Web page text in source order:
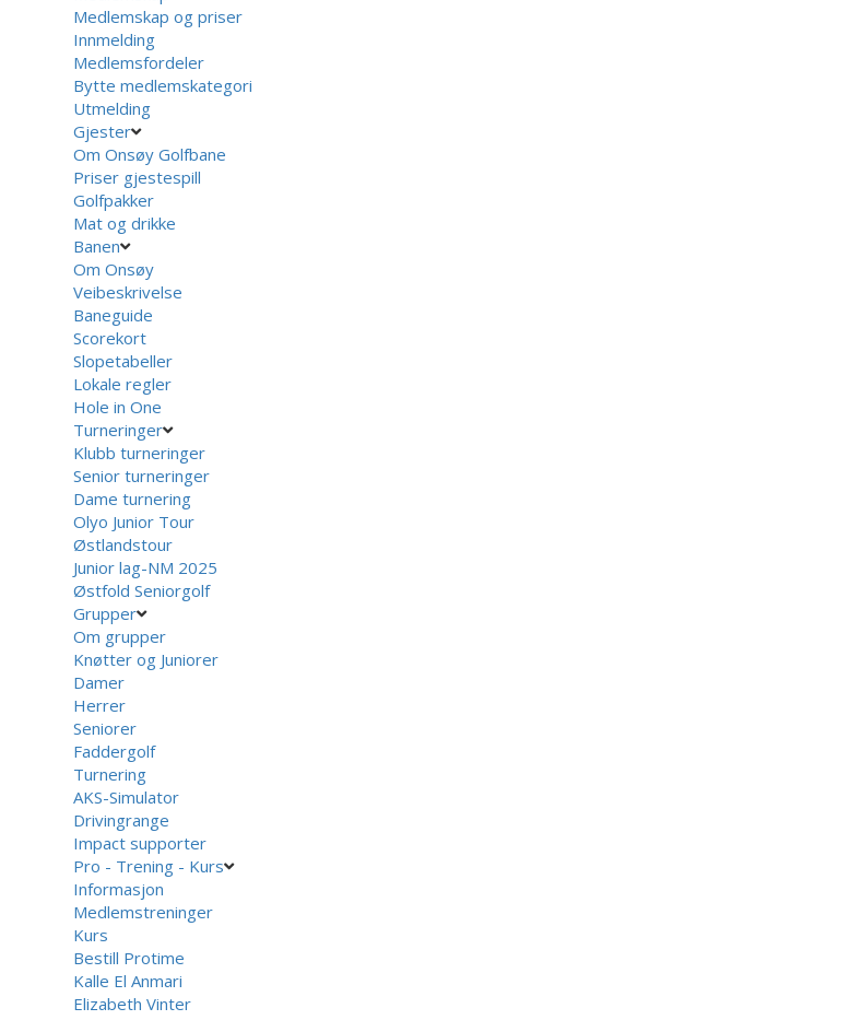
Medlemskap og priser
Innmelding
Medlemsfordeler
Bytte medlemskategori
Utmelding
Gjester
Om Onsøy Golfbane
Priser gjestespill
Golfpakker
Mat og drikke
Banen
Om Onsøy
Veibeskrivelse
Baneguide
Scorekort
Slopetabeller
Lokale regler
Hole in One
Turneringer
Klubb turneringer
Senior turneringer
Dame turnering
Olyo Junior Tour
Østlandstour
Junior lag-NM 2025
Østfold Seniorgolf
Grupper
Om grupper
Knøtter og Juniorer
Damer
Herrer
Seniorer
Faddergolf
Turnering
AKS-Simulator
Drivingrange
Impact supporter
Pro - Trening - Kurs
Informasjon
Medlemstreninger
Kurs
Bestill Protime
Kalle El Anmari
Elizabeth Vinter